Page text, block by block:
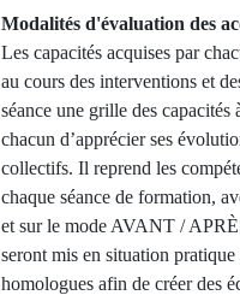
Modalités d'évaluation des
Les capacités acquises par
au cours des interventions et
séance une grille des
chacun d’apprécier ses
collectifs. Il reprend les
chaque séance de formation,
et sur le mode AVANT /
seront mis en situation
homologues afin de créer des